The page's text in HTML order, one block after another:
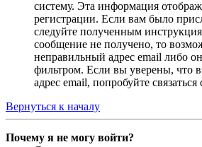
систему. Эта информация
регистрации. Если вам было
следуйте полученным
сообщение не получено, то
неправильный адрес email либо
фильтром. Если вы уверены, что
адрес email, попробуйте
Вернуться к началу
Почему я не могу войти?